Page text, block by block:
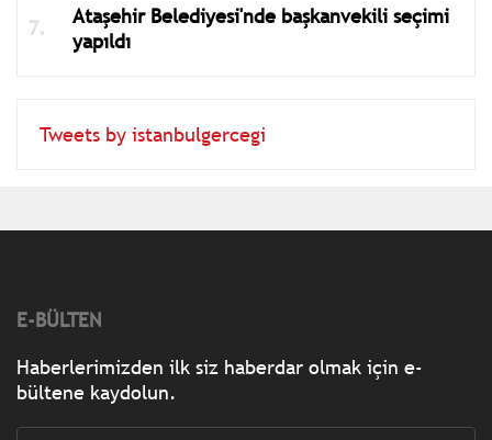
Ataşehir Belediyesi'nde başkanvekili seçimi
yapıldı
Tweets by istanbulgercegi
E-BÜLTEN
Haberlerimizden ilk siz haberdar olmak için e-
bültene kaydolun.